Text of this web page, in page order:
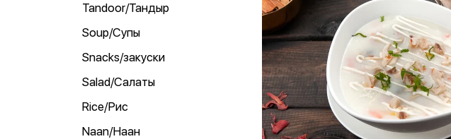
Tandoor/Тандыр
Soup/Супы
Snacks/закуски
Salad/Салаты
Rice/Рис
Naan/Наан